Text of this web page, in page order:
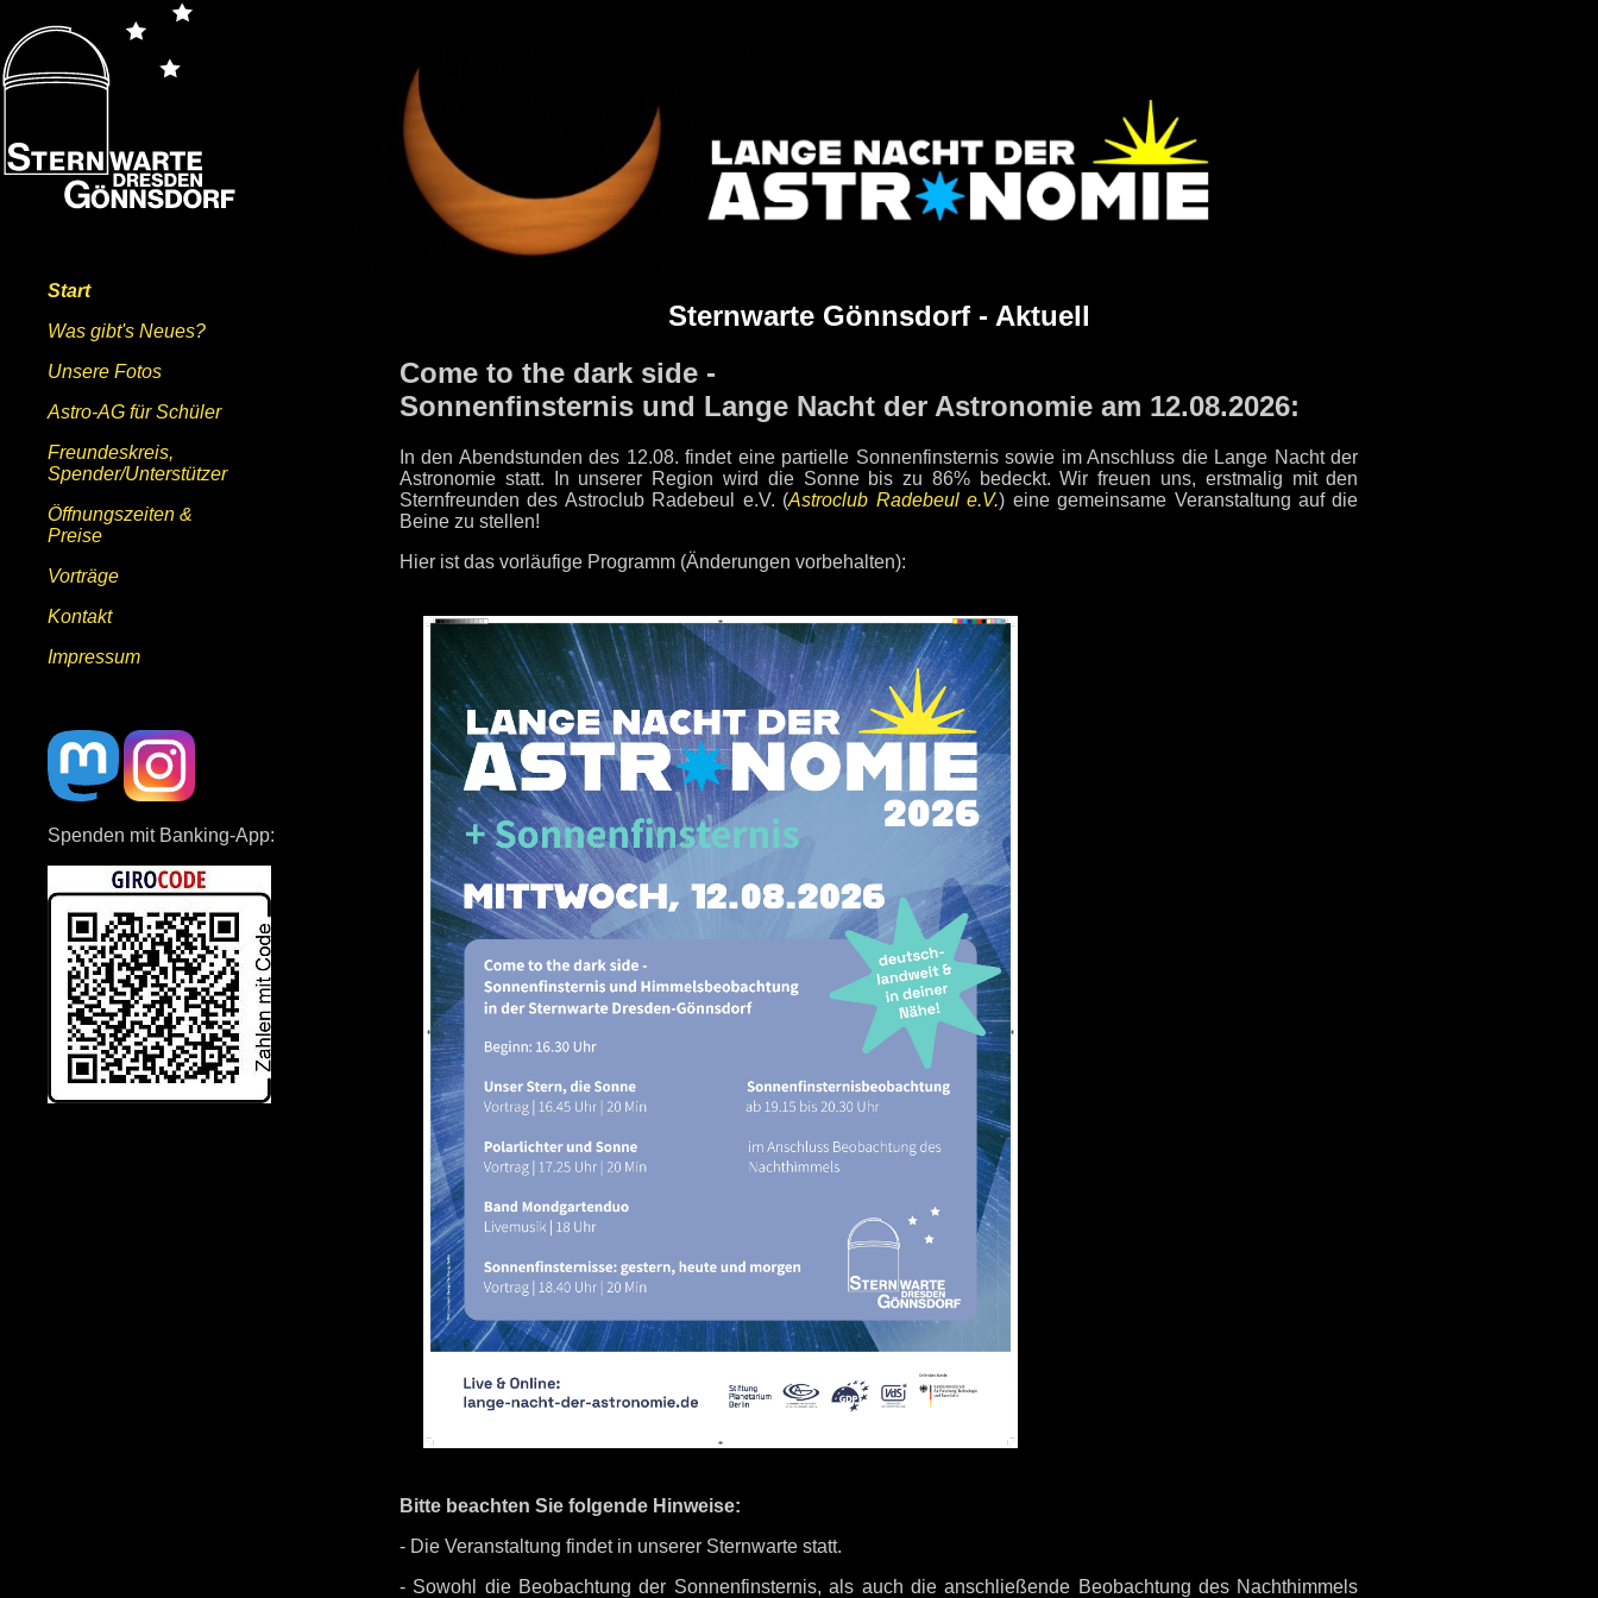
Start
Was gibt's Neues?
Unsere Fotos
Astro-AG für Schüler
Freundeskreis,
Spender/Unterstützer
Öffnungszeiten &
Preise
Vorträge
Kontakt
Impressum
Spenden mit Banking-App:
Sternwarte Gönnsdorf - Aktuell
Come to the dark side -
Sonnenfinsternis und Lange Nacht der Astronomie am 12.08.2026:
In den Abendstunden des 12.08. findet eine partielle Sonnenfinsternis sowie im Anschluss die Lange Nacht der
Astronomie statt. In unserer Region wird die Sonne bis zu 86% bedeckt. Wir freuen uns, erstmalig mit den
Sternfreunden des Astroclub Radebeul e.V. (Astroclub Radebeul e.V.) eine gemeinsame Veranstaltung auf die
Beine zu stellen!
Hier ist das vorläufige Programm (Änderungen vorbehalten):
Bitte beachten Sie folgende Hinweise:
- Die Veranstaltung findet in unserer Sternwarte statt.
- Sowohl die Beobachtung der Sonnenfinsternis, als auch die anschließende Beobachtung des Nachthimmels